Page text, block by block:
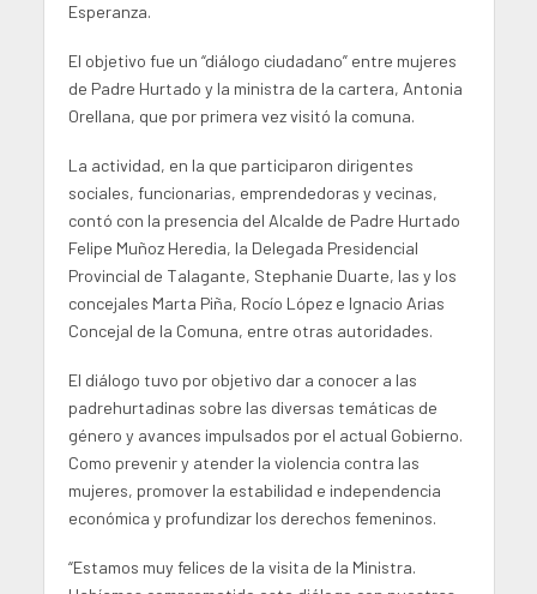
Esperanza.
El objetivo fue un “diálogo ciudadano” entre mujeres
de Padre Hurtado y la ministra de la cartera, Antonia
Orellana, que por primera vez visitó la comuna.
La actividad, en la que participaron dirigentes
sociales, funcionarias, emprendedoras y vecinas,
contó con la presencia del Alcalde de Padre Hurtado
Felipe Muñoz Heredia, la Delegada Presidencial
Provincial de Talagante, Stephanie Duarte, las y los
concejales Marta Piña, Rocío López e Ignacio Arias
Concejal de la Comuna, entre otras autoridades.
El diálogo tuvo por objetivo dar a conocer a las
padrehurtadinas sobre las diversas temáticas de
género y avances impulsados por el actual Gobierno.
Como prevenir y atender la violencia contra las
mujeres, promover la estabilidad e independencia
económica y profundizar los derechos femeninos.
“Estamos muy felices de la visita de la Ministra.